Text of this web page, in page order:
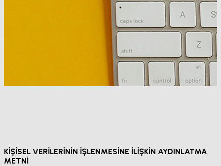
KİŞİSEL VERİLERİNİN İŞLENMESİNE İLİŞKİN AYDINLATMA
METNİ